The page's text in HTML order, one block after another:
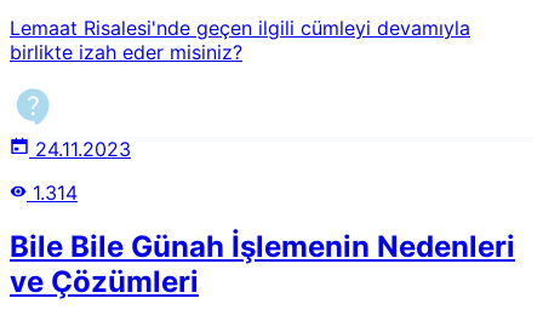
Lemaat Risalesi'nde geçen ilgili cümleyi devamıyla
birlikte izah eder misiniz?
24.11.2023
1.314
Bile Bile Günah İşlemenin Nedenleri
ve Çözümleri